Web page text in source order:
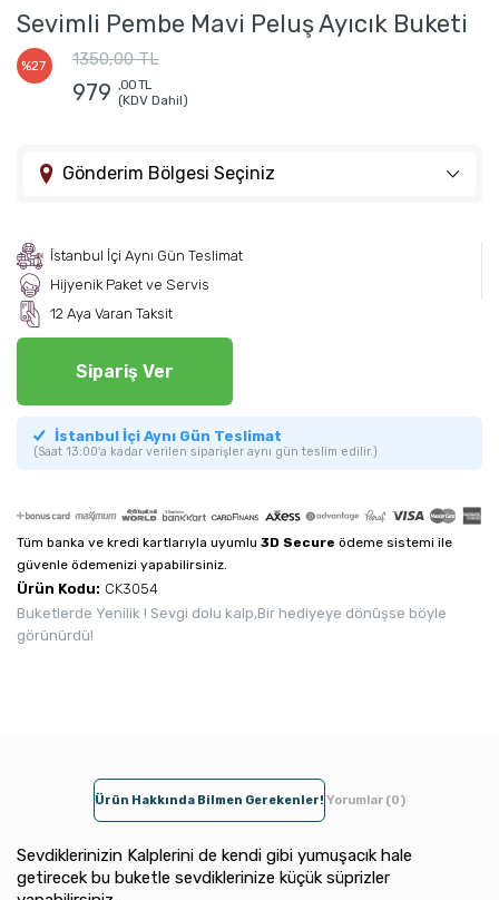
Sevimli Pembe Mavi Peluş Ayıcık Buketi
%27 1350,00 TL
979 ,00 TL
(KDV Dahil)
Gönderim Bölgesi Seçiniz
İstanbul İçi Aynı Gün Teslimat
Hijyenik Paket ve Servis
12 Aya Varan Taksit
Sipariş Ver
İstanbul İçi Aynı Gün Teslimat
(Saat 13:00'a kadar verilen siparişler aynı gün teslim edilir.)
Tüm banka ve kredi kartlarıyla uyumlu 3D Secure ödeme sistemi ile
güvenle ödemenizi yapabilirsiniz.
Ürün Kodu: CK3054
Buketlerde Yenilik ! Sevgi dolu kalp,Bir hediyeye dönüşse böyle
görünürdü!
Ürün Hakkında Bilmen Gerekenler! Yorumlar (0)
Sevdiklerinizin Kalplerini de kendi gibi yumuşacık hale
getirecek bu buketle sevdiklerinize küçük süprizler